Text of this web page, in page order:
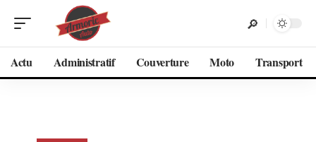
Actu Administratif Couverture Moto Transport